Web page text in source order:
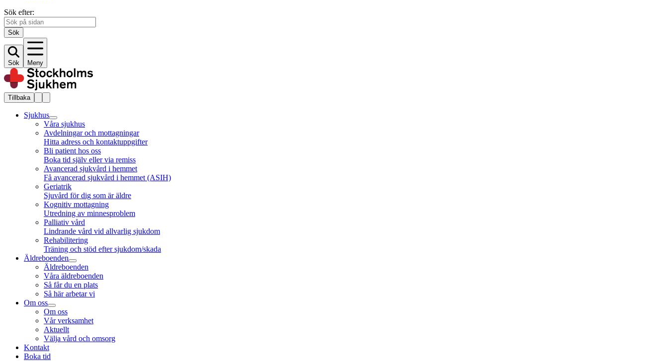
Sök efter:
Sök
Sök Meny
Tillbaka
Sjukhus
Våra sjukhus
Avdelningar och mottagningar
Hitta adress och kontaktuppgifter
Bli patient hos oss
Boka tid själv eller via remiss
Avancerad sjukvård i hemmet
Få avancerad sjukvård i hemmet (ASIH)
Geriatrik
Sjuvård för dig som är äldre
Kognitiv mottagning
Utredning av minnesproblem
Palliativ vård
Lindrande vård vid allvarlig sjukdom
Rehabilitering
Träning och stöd efter sjukdom/skada
Äldreboenden
Äldreboenden
Våra äldreboenden
Så får du en plats
Så här arbetar vi
Om oss
Om oss
Vår verksamhet
Aktuellt
Välja vård och omsorg
Kontakt
Boka tid